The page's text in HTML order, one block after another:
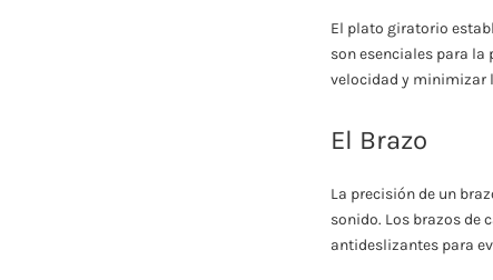
El plato giratorio
son esenciales para la
velocidad y minimizar
El Brazo
La precisión de un
sonido. Los brazos de
antideslizantes para